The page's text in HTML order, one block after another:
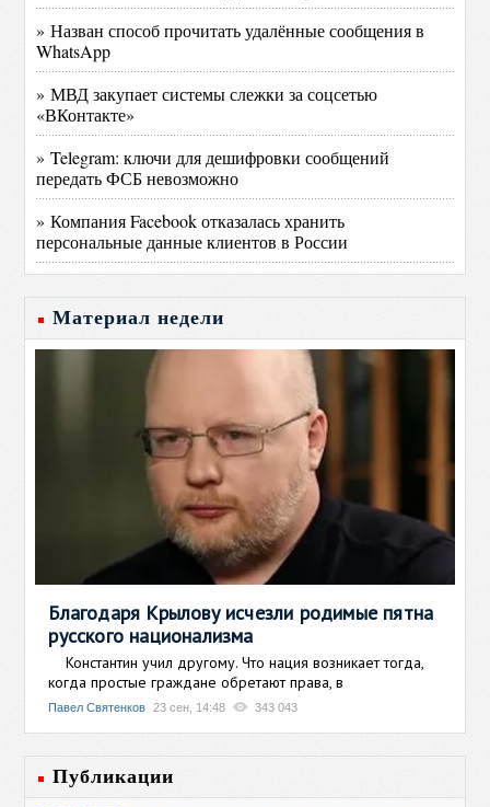
» Назван способ прочитать удалённые сообщения в
WhatsApp
» МВД закупает системы слежки за соцсетью
«ВКонтакте»
» Telegram: ключи для дешифровки сообщений
передать ФСБ невозможно
» Компания Facebook отказалась хранить
персональные данные клиентов в России
Материал недели
Благодаря Крылову исчезли родимые пятна
русского национализма
Константин учил другому. Что нация возникает тогда,
когда простые граждане обретают права, в
Павел Святенков 23 сен, 14:48 343 043
Публикации